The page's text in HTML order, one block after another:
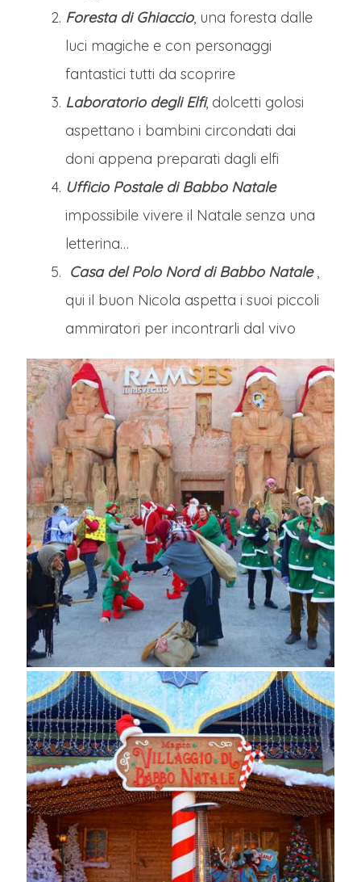
Foresta di Ghiaccio, una foresta dalle
luci magiche e con personaggi
fantastici tutti da scoprire
Laboratorio degli Elfi, dolcetti golosi
aspettano i bambini circondati dai
doni appena preparati dagli elfi
Ufficio Postale di Babbo Natale
impossibile vivere il Natale senza una
letterina…
Casa del Polo Nord di Babbo Natale,
qui il buon Nicola aspetta i suoi piccoli
ammiratori per incontrarli dal vivo